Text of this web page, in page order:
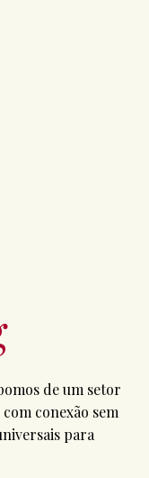
de um setor
conexão sem
para